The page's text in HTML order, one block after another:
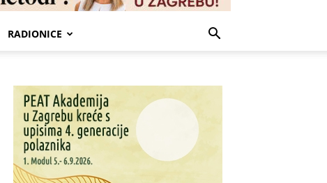
RADIONICE